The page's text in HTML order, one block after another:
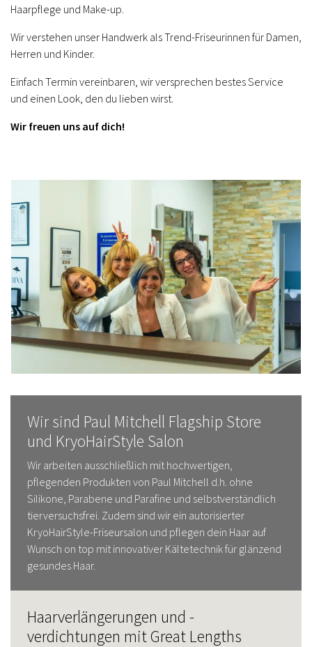
Haarpflege und Make-up.
Wir verstehen unser Handwerk als Trend-Friseurinnen für Damen,
Herren und Kinder.
Einfach Termin vereinbaren, wir versprechen bestes Service
und einen Look, den du lieben wirst.
Wir freuen uns auf dich!
Wir sind Paul Mitchell Flagship Store
und KryoHairStyle Salon
Wir arbeiten ausschließlich mit hochwertigen,
pflegenden Produkten von Paul Mitchell d.h. ohne
Silikone, Parabene und Parafine und selbstverständlich
tierversuchsfrei. Zudem sind wir ein autorisierter
KryoHairStyle-Friseursalon und pflegen dein Haar auf
Wunsch on top mit innovativer Kältetechnik für glänzend
gesundes Haar.
Haarverlängerungen und -
verdichtungen mit Great Lengths